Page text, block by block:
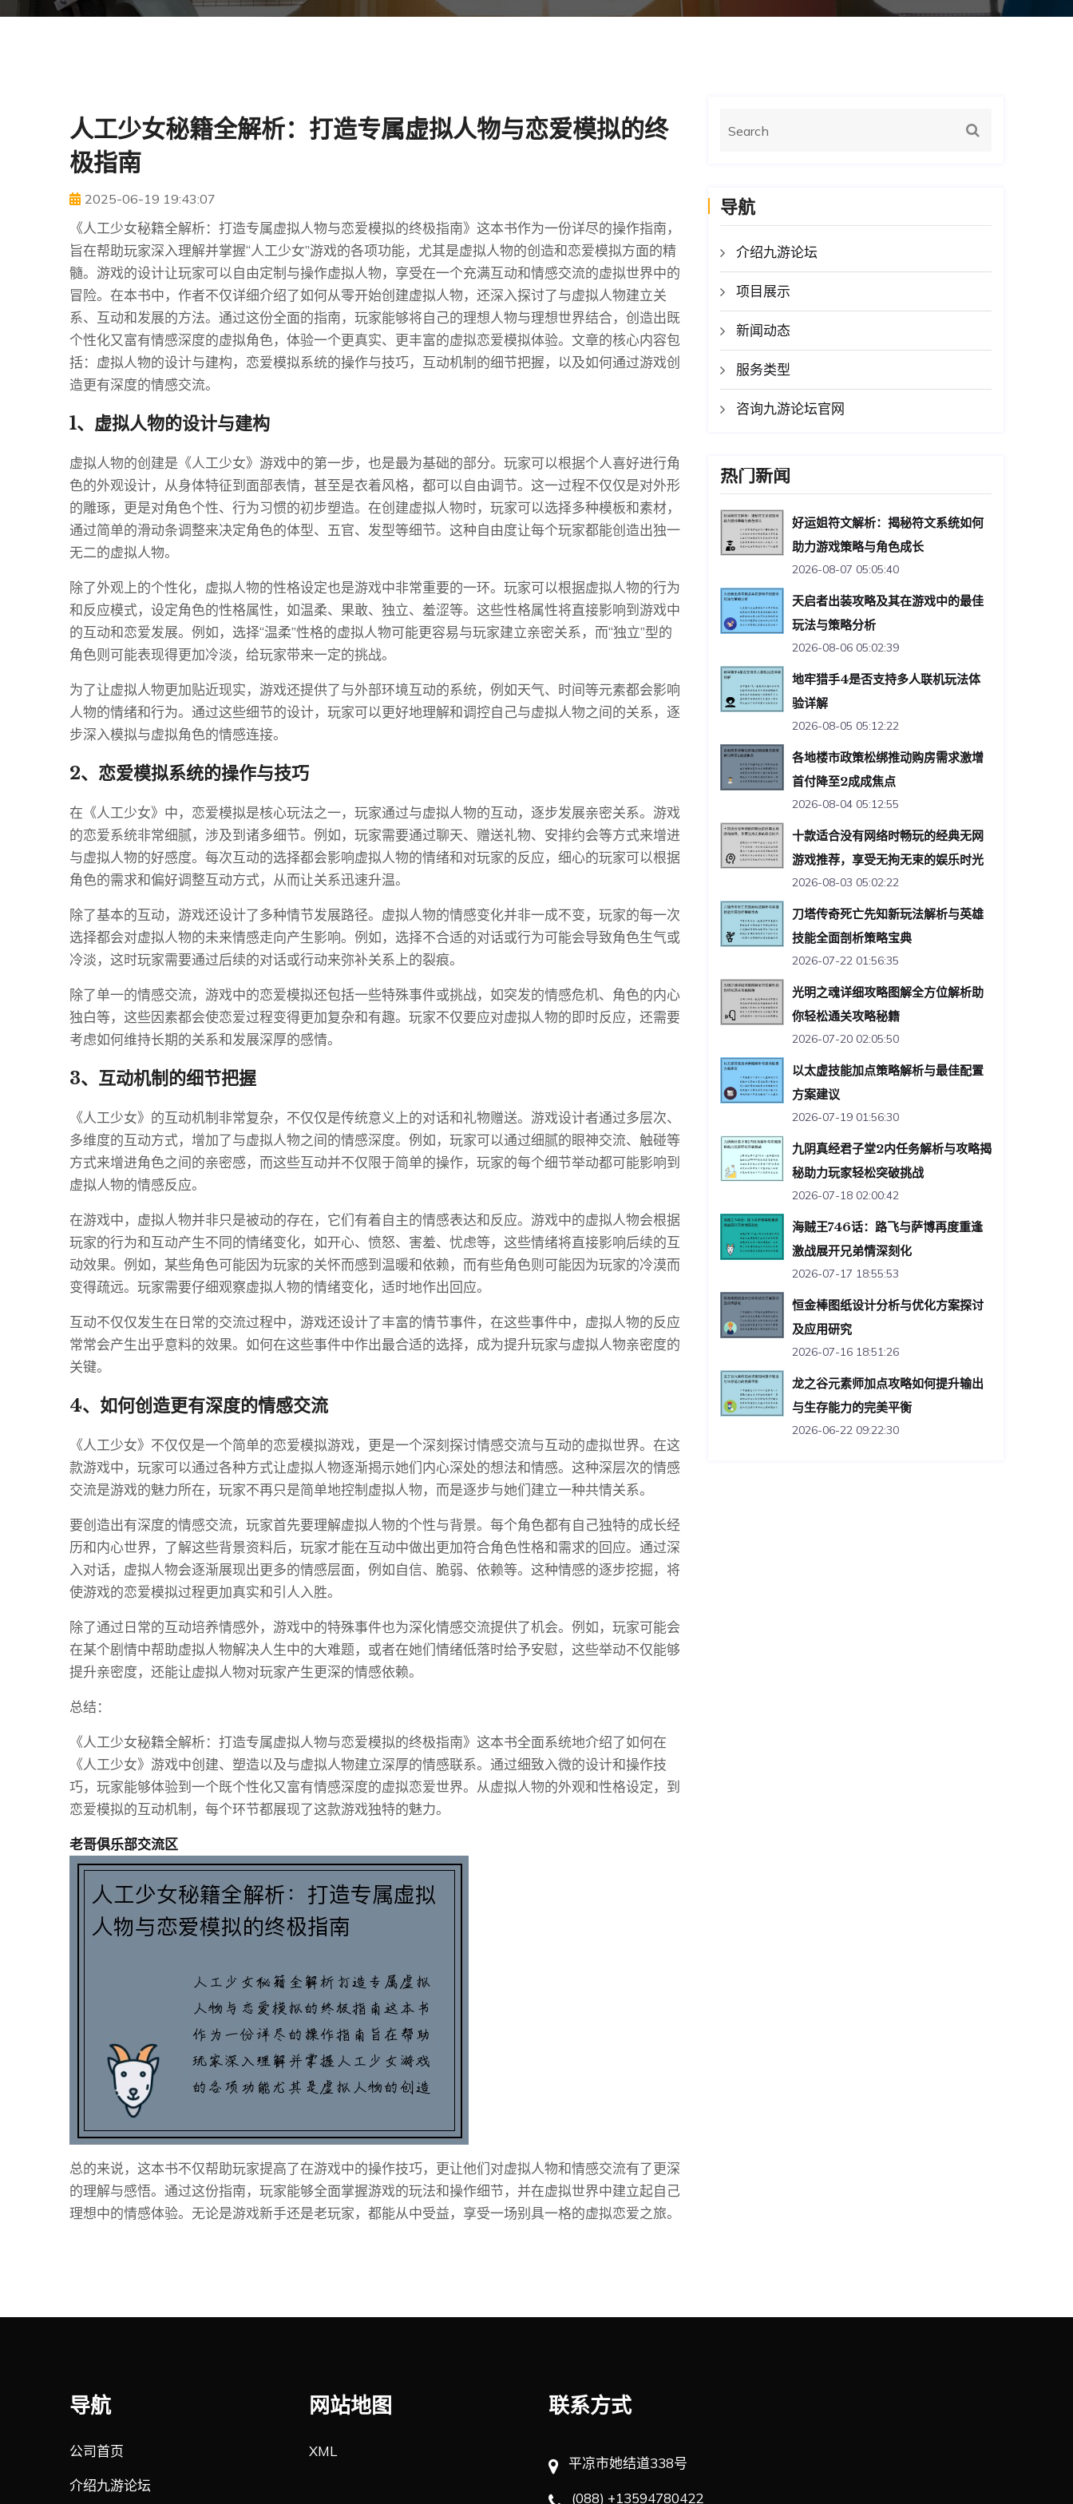
人工少女秘籍全解析：打造专属虚拟人物与恋爱模拟的终
极指南
2025-06-19 19:43:07
《人工少女秘籍全解析：打造专属虚拟人物与恋爱模拟的终极指南》这本书作为一份详尽的操作指南，
旨在帮助玩家深入理解并掌握“人工少女”游戏的各项功能，尤其是虚拟人物的创造和恋爱模拟方面的精
髓。游戏的设计让玩家可以自由定制与操作虚拟人物，享受在一个充满互动和情感交流的虚拟世界中的
冒险。在本书中，作者不仅详细介绍了如何从零开始创建虚拟人物，还深入探讨了与虚拟人物建立关
系、互动和发展的方法。通过这份全面的指南，玩家能够将自己的理想人物与理想世界结合，创造出既
个性化又富有情感深度的虚拟角色，体验一个更真实、更丰富的虚拟恋爱模拟体验。文章的核心内容包
括：虚拟人物的设计与建构，恋爱模拟系统的操作与技巧，互动机制的细节把握，以及如何通过游戏创
造更有深度的情感交流。
1、虚拟人物的设计与建构
虚拟人物的创建是《人工少女》游戏中的第一步，也是最为基础的部分。玩家可以根据个人喜好进行角
色的外观设计，从身体特征到面部表情，甚至是衣着风格，都可以自由调节。这一过程不仅仅是对外形
的雕琢，更是对角色个性、行为习惯的初步塑造。在创建虚拟人物时，玩家可以选择多种模板和素材，
通过简单的滑动条调整来决定角色的体型、五官、发型等细节。这种自由度让每个玩家都能创造出独一
无二的虚拟人物。
除了外观上的个性化，虚拟人物的性格设定也是游戏中非常重要的一环。玩家可以根据虚拟人物的行为
和反应模式，设定角色的性格属性，如温柔、果敢、独立、羞涩等。这些性格属性将直接影响到游戏中
的互动和恋爱发展。例如，选择“温柔”性格的虚拟人物可能更容易与玩家建立亲密关系，而“独立”型的
角色则可能表现得更加冷淡，给玩家带来一定的挑战。
为了让虚拟人物更加贴近现实，游戏还提供了与外部环境互动的系统，例如天气、时间等元素都会影响
人物的情绪和行为。通过这些细节的设计，玩家可以更好地理解和调控自己与虚拟人物之间的关系，逐
步深入模拟与虚拟角色的情感连接。
2、恋爱模拟系统的操作与技巧
在《人工少女》中，恋爱模拟是核心玩法之一，玩家通过与虚拟人物的互动，逐步发展亲密关系。游戏
的恋爱系统非常细腻，涉及到诸多细节。例如，玩家需要通过聊天、赠送礼物、安排约会等方式来增进
与虚拟人物的好感度。每次互动的选择都会影响虚拟人物的情绪和对玩家的反应，细心的玩家可以根据
角色的需求和偏好调整互动方式，从而让关系迅速升温。
除了基本的互动，游戏还设计了多种情节发展路径。虚拟人物的情感变化并非一成不变，玩家的每一次
选择都会对虚拟人物的未来情感走向产生影响。例如，选择不合适的对话或行为可能会导致角色生气或
冷淡，这时玩家需要通过后续的对话或行动来弥补关系上的裂痕。
除了单一的情感交流，游戏中的恋爱模拟还包括一些特殊事件或挑战，如突发的情感危机、角色的内心
独白等，这些因素都会使恋爱过程变得更加复杂和有趣。玩家不仅要应对虚拟人物的即时反应，还需要
考虑如何维持长期的关系和发展深厚的感情。
3、互动机制的细节把握
《人工少女》的互动机制非常复杂，不仅仅是传统意义上的对话和礼物赠送。游戏设计者通过多层次、
多维度的互动方式，增加了与虚拟人物之间的情感深度。例如，玩家可以通过细腻的眼神交流、触碰等
方式来增进角色之间的亲密感，而这些互动并不仅限于简单的操作，玩家的每个细节举动都可能影响到
虚拟人物的情感反应。
在游戏中，虚拟人物并非只是被动的存在，它们有着自主的情感表达和反应。游戏中的虚拟人物会根据
玩家的行为和互动产生不同的情绪变化，如开心、愤怒、害羞、忧虑等，这些情绪将直接影响后续的互
动效果。例如，某些角色可能因为玩家的关怀而感到温暖和依赖，而有些角色则可能因为玩家的冷漠而
变得疏远。玩家需要仔细观察虚拟人物的情绪变化，适时地作出回应。
互动不仅仅发生在日常的交流过程中，游戏还设计了丰富的情节事件，在这些事件中，虚拟人物的反应
常常会产生出乎意料的效果。如何在这些事件中作出最合适的选择，成为提升玩家与虚拟人物亲密度的
关键。
4、如何创造更有深度的情感交流
《人工少女》不仅仅是一个简单的恋爱模拟游戏，更是一个深刻探讨情感交流与互动的虚拟世界。在这
款游戏中，玩家可以通过各种方式让虚拟人物逐渐揭示她们内心深处的想法和情感。这种深层次的情感
交流是游戏的魅力所在，玩家不再只是简单地控制虚拟人物，而是逐步与她们建立一种共情关系。
要创造出有深度的情感交流，玩家首先要理解虚拟人物的个性与背景。每个角色都有自己独特的成长经
历和内心世界，了解这些背景资料后，玩家才能在互动中做出更加符合角色性格和需求的回应。通过深
入对话，虚拟人物会逐渐展现出更多的情感层面，例如自信、脆弱、依赖等。这种情感的逐步挖掘，将
使游戏的恋爱模拟过程更加真实和引人入胜。
除了通过日常的互动培养情感外，游戏中的特殊事件也为深化情感交流提供了机会。例如，玩家可能会
在某个剧情中帮助虚拟人物解决人生中的大难题，或者在她们情绪低落时给予安慰，这些举动不仅能够
提升亲密度，还能让虚拟人物对玩家产生更深的情感依赖。
总结：
《人工少女秘籍全解析：打造专属虚拟人物与恋爱模拟的终极指南》这本书全面系统地介绍了如何在
《人工少女》游戏中创建、塑造以及与虚拟人物建立深厚的情感联系。通过细致入微的设计和操作技
巧，玩家能够体验到一个既个性化又富有情感深度的虚拟恋爱世界。从虚拟人物的外观和性格设定，到
恋爱模拟的互动机制，每个环节都展现了这款游戏独特的魅力。
老哥俱乐部交流区
总的来说，这本书不仅帮助玩家提高了在游戏中的操作技巧，更让他们对虚拟人物和情感交流有了更深
的理解与感悟。通过这份指南，玩家能够全面掌握游戏的玩法和操作细节，并在虚拟世界中建立起自己
理想中的情感体验。无论是游戏新手还是老玩家，都能从中受益，享受一场别具一格的虚拟恋爱之旅。
导航
介绍九游论坛
项目展示
新闻动态
服务类型
咨询九游论坛官网
热门新闻
好运姐符文解析：揭秘符文系统如何
助力游戏策略与角色成长
2026-08-07 05:05:40
天启者出装攻略及其在游戏中的最佳
玩法与策略分析
2026-08-06 05:02:39
地牢猎手4是否支持多人联机玩法体
验详解
2026-08-05 05:12:22
各地楼市政策松绑推动购房需求激增
首付降至2成成焦点
2026-08-04 05:12:55
十款适合没有网络时畅玩的经典无网
游戏推荐，享受无拘无束的娱乐时光
2026-08-03 05:02:22
刀塔传奇死亡先知新玩法解析与英雄
技能全面剖析策略宝典
2026-07-22 01:56:35
光明之魂详细攻略图解全方位解析助
你轻松通关攻略秘籍
2026-07-20 02:05:50
以太虚技能加点策略解析与最佳配置
方案建议
2026-07-19 01:56:30
九阴真经君子堂2内任务解析与攻略揭
秘助力玩家轻松突破挑战
2026-07-18 02:00:42
海贼王746话：路飞与萨博再度重逢
激战展开兄弟情深刻化
2026-07-17 18:55:53
恒金棒图纸设计分析与优化方案探讨
及应用研究
2026-07-16 18:51:26
龙之谷元素师加点攻略如何提升输出
与生存能力的完美平衡
2026-06-22 09:22:30
导航
公司首页
介绍九游论坛
网站地图
XML
联系方式
平凉市她结道338号
(088) +13594780422